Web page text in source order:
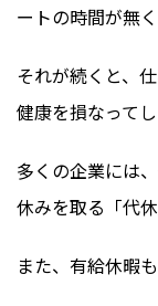
ートの時間が無
それが続くと、
健康を損なってし
多くの企業には
休みを取る「代
また、有給休暇も